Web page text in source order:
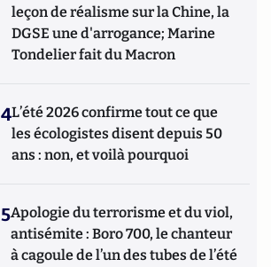
leçon de réalisme sur la Chine, la
DGSE une d'arrogance; Marine
Tondelier fait du Macron
4L’été 2026 confirme tout ce que
les écologistes disent depuis 50
ans : non, et voilà pourquoi
5Apologie du terrorisme et du viol,
antisémite : Boro 700, le chanteur
à cagoule de l’un des tubes de l’été